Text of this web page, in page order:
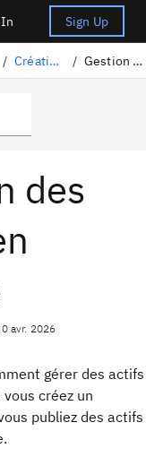
Sign Up
/ Création d'un catalogue / Gestion des actifs en double
des
avr. 2026
gérer des actifs
créez un
publiez des actifs